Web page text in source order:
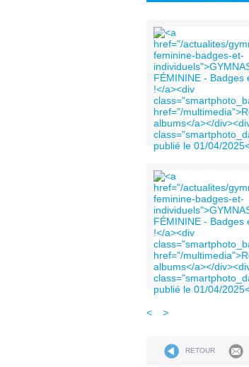
< >
RETOUR